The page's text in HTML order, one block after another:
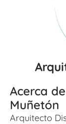
Acerca
Muñetón
Arquitecto